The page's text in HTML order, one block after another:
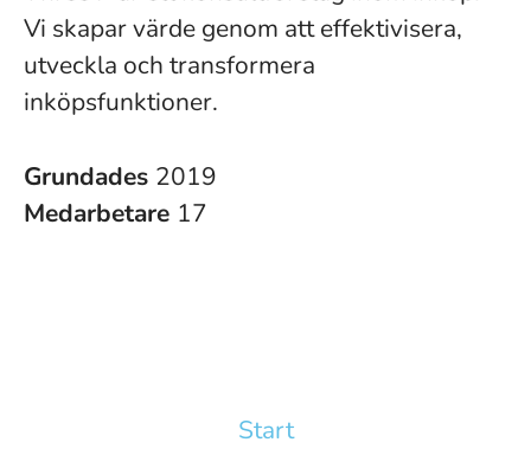
Vi skapar värde genom att effektivisera,
utveckla och transformera
inköpsfunktioner.
Grundades 2019
Medarbetare 17
Start